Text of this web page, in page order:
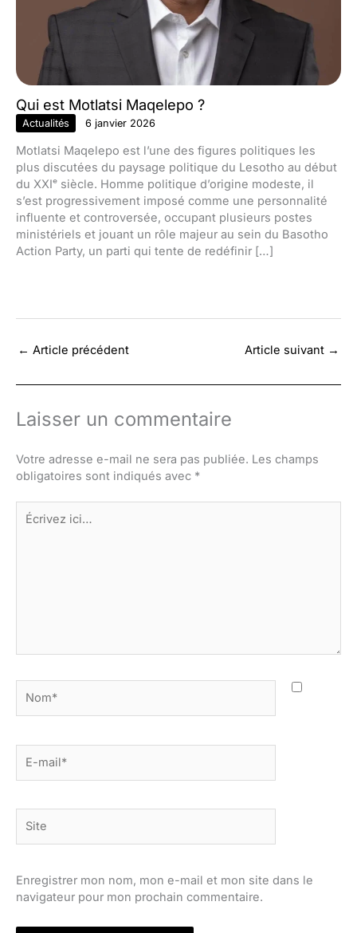
Qui est Motlatsi Maqelepo ?
Actualités 6 janvier 2026
Motlatsi Maqelepo est l’une des figures politiques les
plus discutées du paysage politique du Lesotho au début
du XXIᵉ siècle. Homme politique d’origine modeste, il
s’est progressivement imposé comme une personnalité
influente et controversée, occupant plusieurs postes
ministériels et jouant un rôle majeur au sein du Basotho
Action Party, un parti qui tente de redéfinir […]
← Article précédent Article suivant →
Laisser un commentaire
Votre adresse e-mail ne sera pas publiée. Les champs
obligatoires sont indiqués avec *
Écrivez
ici…
mail*
Enregistrer mon nom, mon e-mail et mon site dans le
navigateur pour mon prochain commentaire.